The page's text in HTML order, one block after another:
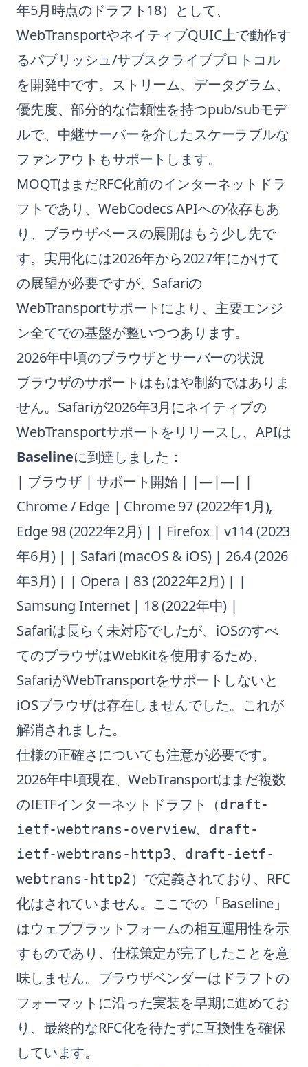
年5月時点のドラフト18）として、
WebTransportやネイティブQUIC上で動作す
るパブリッシュ/サブスクライブプロトコル
を開発中です。ストリーム、データグラム、
優先度、部分的な信頼性を持つpub/subモデ
ルで、中継サーバーを介したスケーラブルな
ファンアウトもサポートします。
MOQTはまだRFC化前のインターネットドラ
フトであり、WebCodecs APIへの依存もあ
り、ブラウザベースの展開はもう少し先で
す。実用化には2026年から2027年にかけて
の展望が必要ですが、Safariの
WebTransportサポートにより、主要エンジ
ン全てでの基盤が整いつつあります。
2026年中頃のブラウザとサーバーの状況
ブラウザのサポートはもはや制約ではありま
せん。Safariが2026年3月にネイティブの
WebTransportサポートをリリースし、APIは
Baselineに到達しました：
| ブラウザ | サポート開始 | |—|—| |
Chrome / Edge | Chrome 97 (2022年1月),
Edge 98 (2022年2月) | | Firefox | v114 (2023
年6月) | | Safari (macOS & iOS) | 26.4 (2026
年3月) | | Opera | 83 (2022年2月) | |
Samsung Internet | 18 (2022年中) |
Safariは長らく未対応でしたが、iOSのすべ
てのブラウザはWebKitを使用するため、
SafariがWebTransportをサポートしないと
iOSブラウザは存在しませんでした。これが
解消されました。
仕様の正確さについても注意が必要です。
2026年中頃現在、WebTransportはまだ複数
のIETFインターネットドラフト（draft-
ietf-webtrans-overview、 draft-
ietf-webtrans-http3、
draft-ietf-
webtrans-http2）で定義されており、RFC
化はされていません。ここでの「Baseline」
はウェブプラットフォームの相互運用性を示
すものであり、仕様策定が完了したことを意
味しません。ブラウザベンダーはドラフトの
フォーマットに沿った実装を早期に進めてお
り、最終的なRFC化を待たずに互換性を確保
しています。